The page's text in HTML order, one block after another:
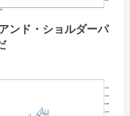
ンド・ショルダーパ